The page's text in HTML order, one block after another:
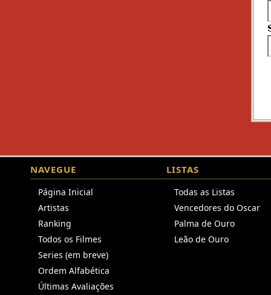
NAVEGUE
Página Inicial
Artistas
Ranking
Todos os Filmes
Series (em breve)
Ordem Alfabética
Últimas Avaliações
LISTAS
Todas as Listas
Vencedores do Oscar
Palma de Ouro
Leão de Ouro